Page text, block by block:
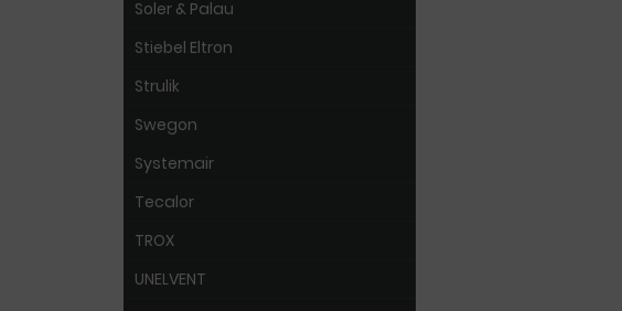
Soler & Palau
Stiebel Eltron
Strulik
Swegon
Systemair
Tecalor
TROX
UNELVENT